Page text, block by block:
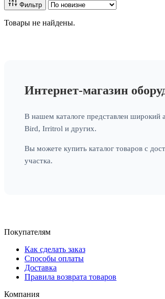
Фильтр
Товары не найдены.
Интернет-магазин
В нашем каталоге представлен широкий
Bird, Irritrol и других.
Вы можете купить каталог товаров с
участка.
Покупателям
Как сделать заказ
Способы оплаты
Доставка
Правила возврата товаров
Компания